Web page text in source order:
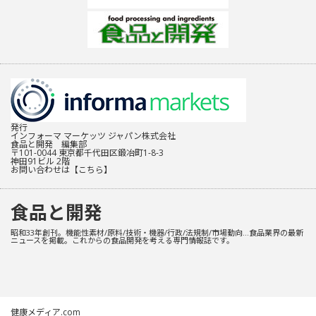
発行
インフォーマ マーケッツ ジャパン株式会社
食品と開発 編集部
〒101-0044 東京都千代田区鍛冶町1-8-3
神田91ビル 2階
お問い合わせは 【こちら】
食品と開発
昭和33年創刊。機能性素材/原料/技術・機器/行政/法規制/市場動向…食品業界の最新
ニュースを掲載。これからの食品開発を考える専門情報誌です。
健康メディア.com